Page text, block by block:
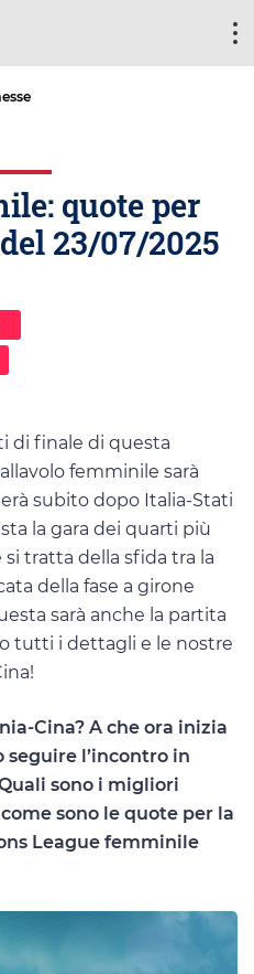
quote per
23/07/2025
di finale di questa
femminile sarà
subito dopo Italia-Stati
la gara dei quarti più
tratta della sfida tra la
della fase a girone
sarà anche la partita
tutti i dettagli e le nostre
Cina? A che ora inizia
l’incontro in
sono i migliori
sono le quote per la
League femminile